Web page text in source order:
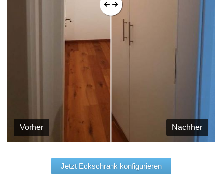
Vorher Nachher
Jetzt Eckschrank konfigurieren